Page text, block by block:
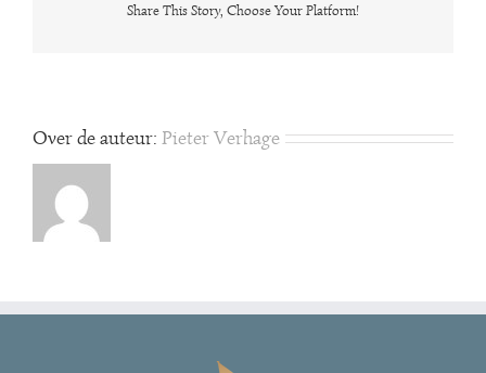
Share This Story, Choose Your Platform!
Over de auteur: Pieter Verhage